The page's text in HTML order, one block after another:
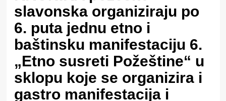
slavonska organiziraju po
6. puta jednu etno i
baštinsku manifestaciju 6.
„Etno susreti Požeštine“ u
sklopu koje se organizira i
gastro manifestacija i